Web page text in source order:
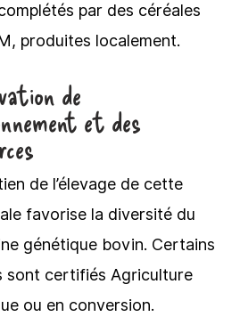
par des céréales
produites localement.
de
et des
de l’élevage de cette
favorise la diversité du
génétique bovin. Certains
sont certifiés Agriculture
ou en conversion.